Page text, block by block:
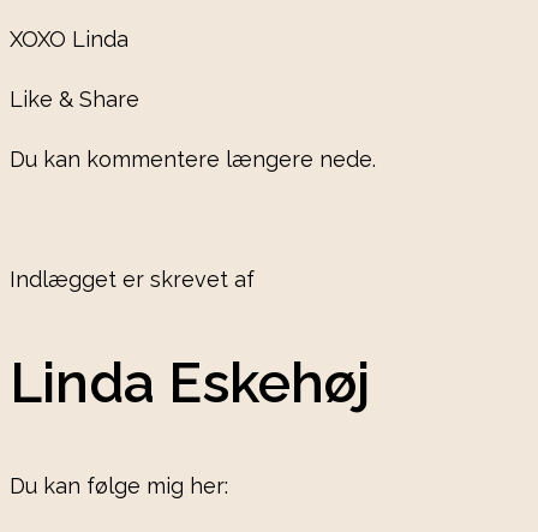
XOXO Linda
Like & Share
Du kan kommentere længere nede.
Indlægget er skrevet af
Linda Eskehøj
Du kan følge mig her: